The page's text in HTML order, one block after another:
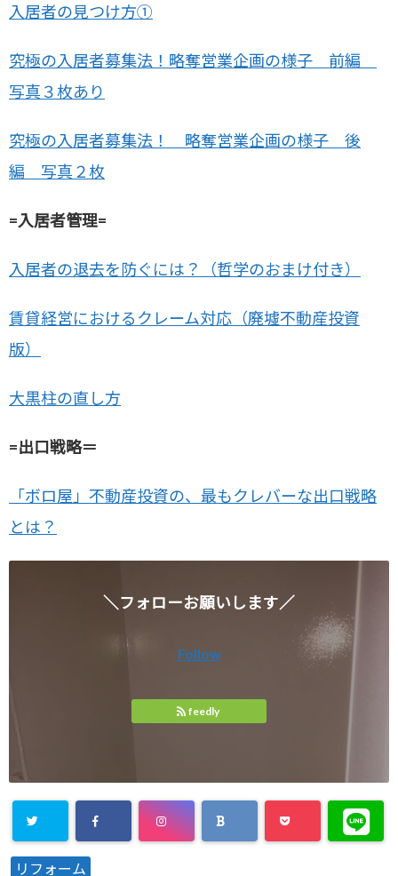
入居者の見つけ方①
究極の入居者募集法！略奪営業企画の様子 前編
写真３枚あり
究極の入居者募集法！ 略奪営業企画の様子 後
編 写真２枚
=入居者管理=
入居者の退去を防ぐには？（哲学のおまけ付き）
賃貸経営におけるクレーム対応（廃墟不動産投資
版）
大黒柱の直し方
=出口戦略＝
「ボロ屋」不動産投資の、最もクレバーな出口戦略
とは？
＼フォローお願いします／
Follow
feedly
リフォーム